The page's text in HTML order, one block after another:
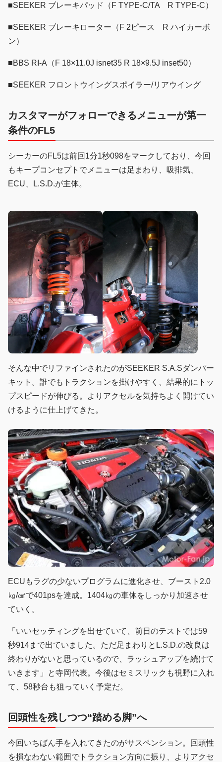
■SEEKER ブレーキパッド（F TYPE-C/TA R TYPE-C）
■SEEKER ブレーキローター（F 2ピース R ハイカーボ
ン）
■BBS RI-A（F 18×11.0J isnet35 R 18×9.5J inset50）
■SEEKER フロントウイングスポイラー/リアウイング
カスタマーがフォローできるメニューが第一
条件のFL5
シーカーのFL5は前回1分1秒098をマークしており、今回
もキープコンセプトでメニューは足まわり、吸排気、
ECU、L.S.D.が主体。
そんな中でリファインされたのがSEEKER S.A.Sダンパー
キット。誰でもトラクションを掛けやすく、結果的にトッ
プスピードが伸びる。よりアクセルを気持ちよく開けてい
けるように仕上げてきた。
ECUもラグの少ないプログラムに進化させ、ブースト2.0
㎏/㎠で401psを達成。1404㎏の車体をしっかり加速させ
ていく。
「いいセッティングを出せていて、前日のテストでは59
秒914まで出ていました。ただ足まわりとL.S.D.の改良は
終わりがないと思っているので、ラッシュアップを続けて
いきます」と寺岡代表。今後はセミスリックも視野に入れ
て、58秒台も狙っていく予定だ。
回頭性を残しつつ“踏める脚”へ
今回いちばん手を入れてきたのがサスペンション。回頭性
を損なわない範囲でトラクション方向に振り、よりアクセ